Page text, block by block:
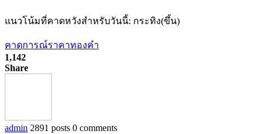
แนวโน้มที่คาดหวังสำหรับวันนี้: กระทิง(ขึ้น)
คาดการณ์ราคาทองคำ
1,142
Share
admin 2891 posts 0 comments